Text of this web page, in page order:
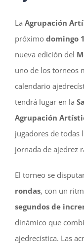
La Agrupación
próximo domingo
nueva edición del
uno de los torneos
calendario
tendrá lugar en la
Agrupación
jugadores de todas
jornada de ajedrez
El torneo se
rondas, con un
segundos de
dinámico que
ajedrecística. Las